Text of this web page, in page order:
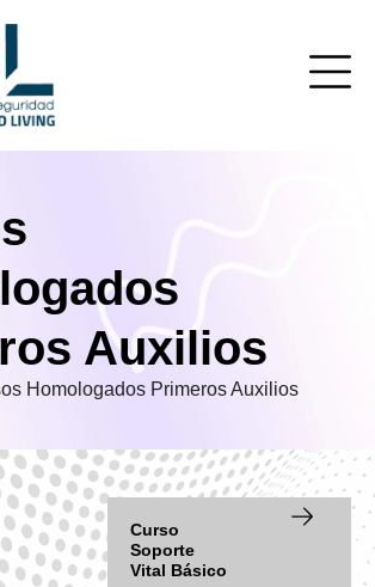
Auxilios
Homologados Primeros Auxilios
Curso
Soporte
Vital Básico